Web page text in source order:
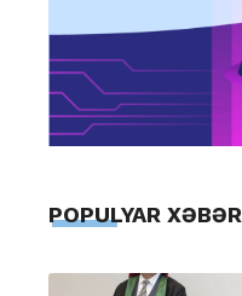
POPULYAR XƏBƏR